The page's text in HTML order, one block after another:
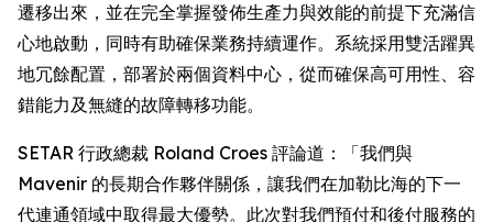
遷移出來，並在完全掌握發佈生產力與效能的前提下充滿信
心地啟動，同時有助確保業務持續運作。系統採用雙活躍異
地冗餘配置，部署於兩個資料中心，從而確保高可用性、容
錯能力及無縫的故障轉移功能。
SETAR 行政總裁 Roland Croes 評論道：「我們與
Mavenir 的長期合作夥伴關係，讓我們在加勒比海的下一
代連通領域中取得最大優勢。此次對我們預付和後付服務的